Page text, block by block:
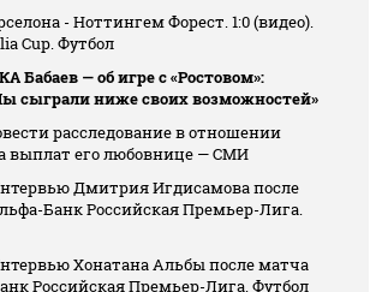
- Ноттингем Форест. 1:0 (видео).
Cup. Футбол
Бабаев — об игре с «Ростовом»:
сыграли ниже своих возможностей»
расследование в отношении
выплат его любовнице — СМИ
Дмитрия Игдисамова после
Банк Российская Премьер-Лига.
Хонатана Альбы после матча
Российская Премьер-Лига. Футбол